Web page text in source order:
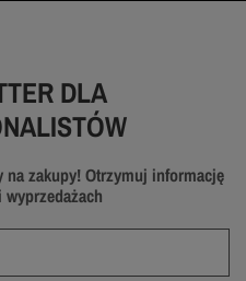
DLA
zakupy! Otrzymuj informację